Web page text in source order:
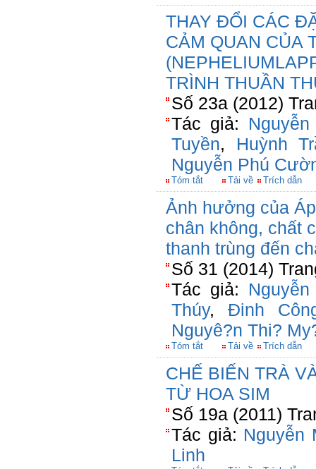
THAY ĐỔI CÁC
CẢM QUAN CỦA
TRÌNH THUẦN
Số 23a (2012)
Tác giả:
Tuyền, Huỳnh
Nguyễn Phú
Tóm tắt Tải về Trích dẫn
Ảnh hưởng của
chân không, chất
thanh trùng đến
Số 31 (2014)
Tác giả:
Thúy, Đinh
Nguyê?n Thi?
Tóm tắt Tải về Trích dẫn
CHẾ BIẾN TRÀ
TỪ HOA SIM
Số 19a (2011)
Tác giả: Nguyễn
Linh